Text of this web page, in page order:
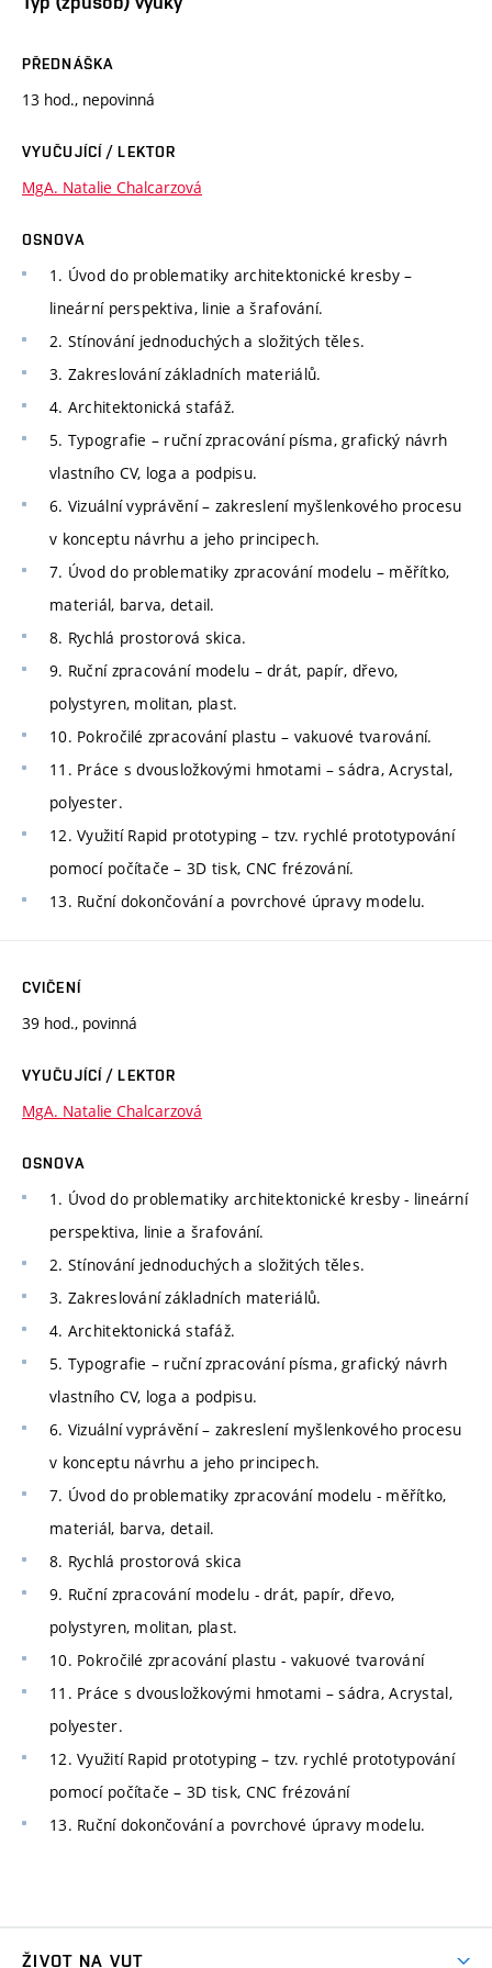
PŘEDNÁŠKA
13 hod., nepovinná
VYUČUJÍCÍ / LEKTOR
MgA. Natalie Chalcarzová
OSNOVA
1. Úvod do problematiky architektonické kresby –
lineární perspektiva, linie a šrafování.
2. Stínování jednoduchých a složitých těles.
3. Zakreslování základních materiálů.
4. Architektonická stafáž.
5. Typografie – ruční zpracování písma, grafický návrh
vlastního CV, loga a podpisu.
6. Vizuální vyprávění – zakreslení myšlenkového procesu
v konceptu návrhu a jeho principech.
7. Úvod do problematiky zpracování modelu – měřítko,
materiál, barva, detail.
8. Rychlá prostorová skica.
9. Ruční zpracování modelu – drát, papír, dřevo,
polystyren, molitan, plast.
10. Pokročilé zpracování plastu – vakuové tvarování.
11. Práce s dvousložkovými hmotami – sádra, Acrystal,
polyester.
12. Využití Rapid prototyping – tzv. rychlé prototypování
pomocí počítače – 3D tisk, CNC frézování.
13. Ruční dokončování a povrchové úpravy modelu.
CVIČENÍ
39 hod., povinná
VYUČUJÍCÍ / LEKTOR
MgA. Natalie Chalcarzová
OSNOVA
1. Úvod do problematiky architektonické kresby - lineární
perspektiva, linie a šrafování.
2. Stínování jednoduchých a složitých těles.
3. Zakreslování základních materiálů.
4. Architektonická stafáž.
5. Typografie – ruční zpracování písma, grafický návrh
vlastního CV, loga a podpisu.
6. Vizuální vyprávění – zakreslení myšlenkového procesu
v konceptu návrhu a jeho principech.
7. Úvod do problematiky zpracování modelu - měřítko,
materiál, barva, detail.
8. Rychlá prostorová skica
9. Ruční zpracování modelu - drát, papír, dřevo,
polystyren, molitan, plast.
10. Pokročilé zpracování plastu - vakuové tvarování
11. Práce s dvousložkovými hmotami – sádra, Acrystal,
polyester.
12. Využití Rapid prototyping – tzv. rychlé prototypování
pomocí počítače – 3D tisk, CNC frézování
13. Ruční dokončování a povrchové úpravy modelu.
ŽIVOT NA VUT